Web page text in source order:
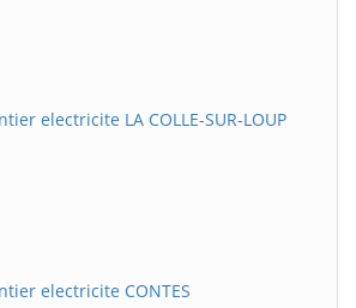
electricite LA COLLE-SUR-LOUP
electricite CONTES